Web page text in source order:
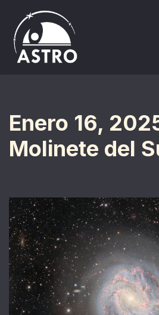
Saltar
al
contenido
Enero 16,
Molinete del